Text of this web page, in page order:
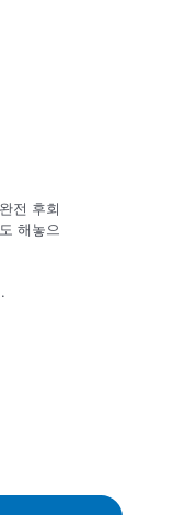
전 후회
해놓으